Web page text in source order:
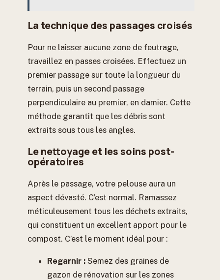
La technique des passages croisés
Pour ne laisser aucune zone de feutrage,
travaillez en passes croisées. Effectuez un
premier passage sur toute la longueur du
terrain, puis un second passage
perpendiculaire au premier, en damier. Cette
méthode garantit que les débris sont
extraits sous tous les angles.
Le nettoyage et les soins post-
opératoires
Après le passage, votre pelouse aura un
aspect dévasté. C’est normal. Ramassez
méticuleusement tous les déchets extraits,
qui constituent un excellent apport pour le
compost. C’est le moment idéal pour :
Regarnir : Semez des graines de
gazon de rénovation sur les zones